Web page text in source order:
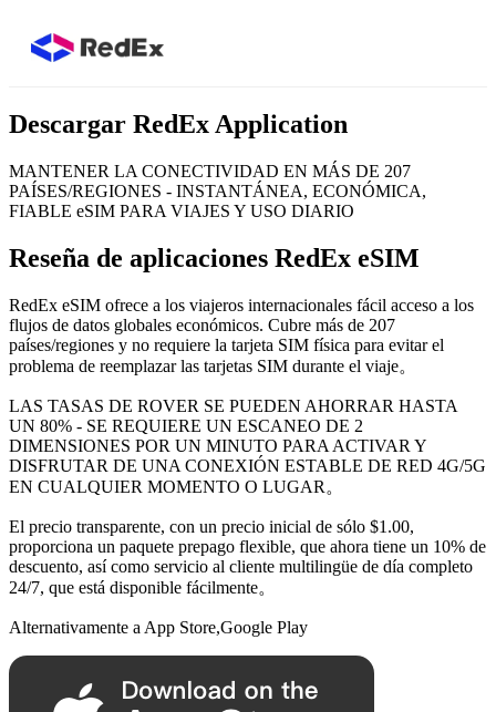
Descargar RedEx Application
MANTENER LA CONECTIVIDAD EN MÁS DE 207
PAÍSES/REGIONES - INSTANTÁNEA, ECONÓMICA,
FIABLE eSIM PARA VIAJES Y USO DIARIO
Reseña de aplicaciones RedEx eSIM
RedEx eSIM ofrece a los viajeros internacionales fácil acceso a los
flujos de datos globales económicos. Cubre más de 207
países/regiones y no requiere la tarjeta SIM física para evitar el
problema de reemplazar las tarjetas SIM durante el viaje。
LAS TASAS DE ROVER SE PUEDEN AHORRAR HASTA
UN 80% - SE REQUIERE UN ESCANEO DE 2
DIMENSIONES POR UN MINUTO PARA ACTIVAR Y
DISFRUTAR DE UNA CONEXIÓN ESTABLE DE RED 4G/5G
EN CUALQUIER MOMENTO O LUGAR。
El precio transparente, con un precio inicial de sólo $1.00,
proporciona un paquete prepago flexible, que ahora tiene un 10% de
descuento, así como servicio al cliente multilingüe de día completo
24/7, que está disponible fácilmente。
Alternativamente a App Store,Google Play